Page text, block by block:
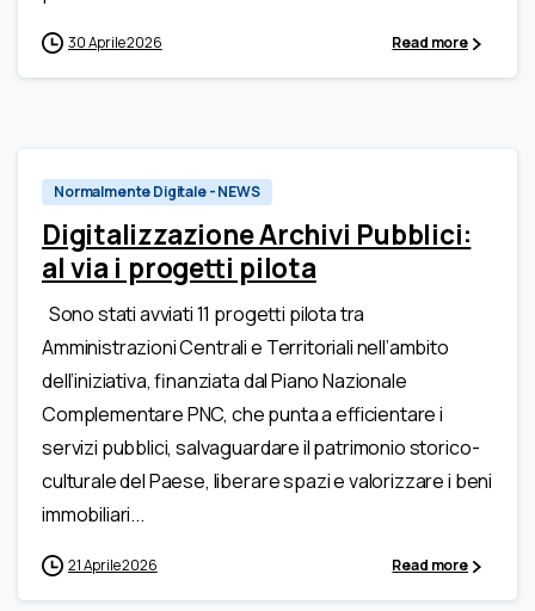
30 Aprile 2026 Read more
Normalmente Digitale - NEWS
Digitalizzazione Archivi Pubblici:
al via i progetti pilota
Sono stati avviati 11 progetti pilota tra
Amministrazioni Centrali e Territoriali nell’ambito
dell’iniziativa, finanziata dal Piano Nazionale
Complementare PNC, che punta a efficientare i
servizi pubblici, salvaguardare il patrimonio storico-
culturale del Paese, liberare spazi e valorizzare i beni
immobiliari...
21 Aprile 2026 Read more